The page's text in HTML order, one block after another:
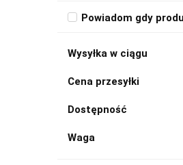
Powiadom gdy
Wysyłka w ciągu
Cena przesyłki
Dostępność
Waga